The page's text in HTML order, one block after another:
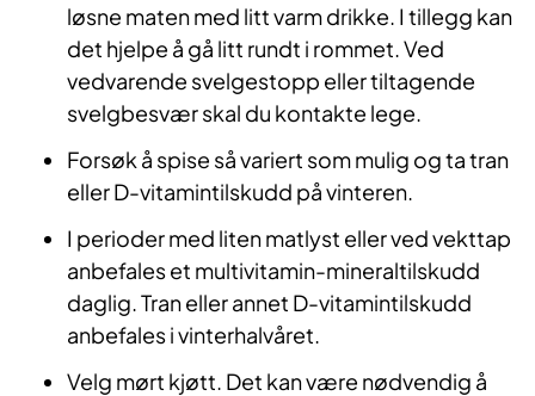
løsne maten med litt varm drikke. I tillegg kan
det hjelpe å gå litt rundt i rommet. Ved
vedvarende svelgestopp eller tiltagende
svelgbesvær skal du kontakte lege.
Forsøk å spise så variert som mulig og ta tran
eller D-vitamintilskudd på vinteren.
I perioder med liten matlyst eller ved vekttap
anbefales et multivitamin-mineraltilskudd
daglig. Tran eller annet D-vitamintilskudd
anbefales i vinterhalvåret.
Velg mørt kjøtt. Det kan være nødvendig å